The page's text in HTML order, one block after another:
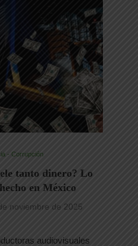
- Corrupción
tanto dinero? Lo
en México
noviembre de 2025
audiovisuales